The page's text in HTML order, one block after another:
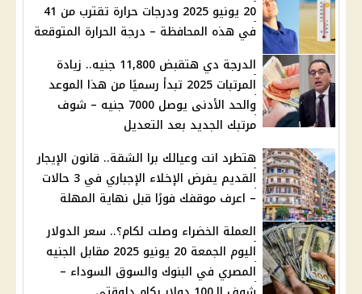
20 يونيو 2025 ودرجات حرارة تقترب من 41
في هذه المحافظة – درجة الحرارة المتوقعة
الدرجة دي هتقبض 11,800 جنيه.. زيادة
المرتبات 2025 تبدأ رسميًا من هذا الموعد
والحد الأدنى يوصل 7000 جنيه – شوف
مرتبك الجديد بعد التعديل
هتطرد انت وعيالك برا الشقة.. قانون الإيجار
القديم يفرض الإخلاء الإجباري في 3 حالات
– اعرف موقفك فورًا قبل نهاية المهلة
العملة الخضراء وصلت لكام؟.. سعر الدولار
اليوم الجمعة 20 يونيو 2025 مقابل الجنيه
المصري في البنوك والسوق السوداء –